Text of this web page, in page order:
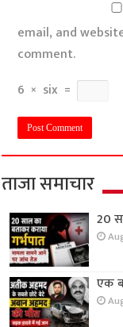
email, and
comment.
6 × six =
ताजा समाचार
20
एक